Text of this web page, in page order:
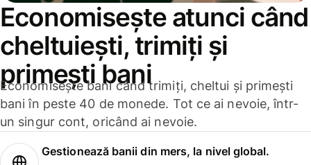
Economisește atunci când
cheltuiești, trimiți și
primești bani
Economisește bani când trimiți, cheltui și primești
bani în peste 40 de monede. Tot ce ai nevoie, într-
un singur cont, oricând ai nevoie.
Gestionează banii din mers, la nivel global.